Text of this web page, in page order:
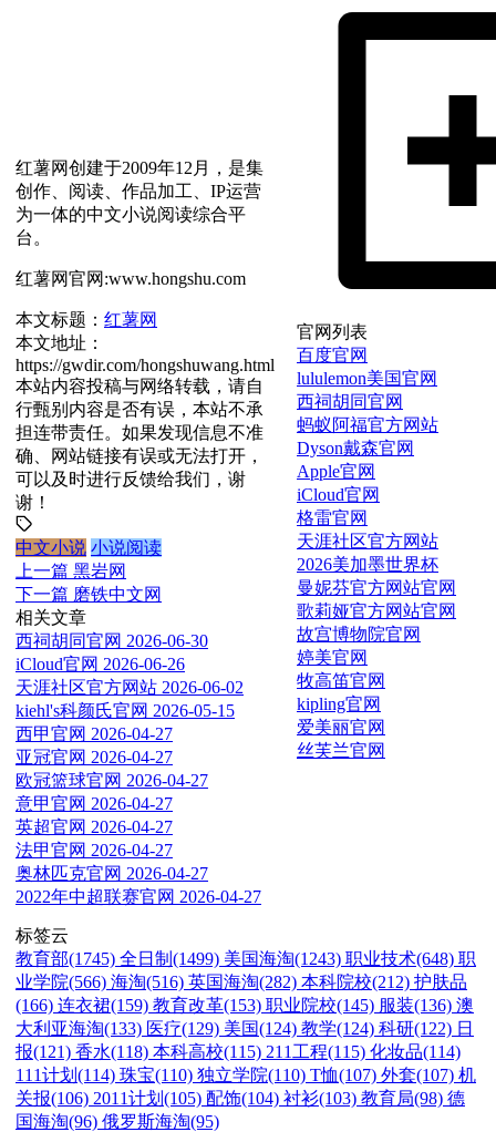
红薯网创建于2009年12月，是集
创作、阅读、作品加工、IP运营
为一体的中文小说阅读综合平
台。
红薯网官网:www.hongshu.com
本文标题： 红薯网
本文地址：
https://gwdir.com/hongshuwang.html
本站内容投稿与网络转载，请自
行甄别内容是否有误，本站不承
担连带责任。如果发现信息不准
确、网站链接有误或无法打开，
可以及时进行反馈给我们，谢
谢！
中文小说 小说阅读
上一篇 黑岩网
下一篇 磨铁中文网
相关文章
西祠胡同官网 2026-06-30
iCloud官网 2026-06-26
天涯社区官方网站 2026-06-02
kiehl's科颜氏官网 2026-05-15
西甲官网 2026-04-27
亚冠官网 2026-04-27
欧冠篮球官网 2026-04-27
意甲官网 2026-04-27
英超官网 2026-04-27
法甲官网 2026-04-27
奥林匹克官网 2026-04-27
2022年中超联赛官网 2026-04-27
官网列表
百度官网
lululemon美国官网
西祠胡同官网
蚂蚁阿福官方网站
Dyson戴森官网
Apple官网
iCloud官网
格雷官网
天涯社区官方网站
2026美加墨世界杯
曼妮芬官方网站官网
歌莉娅官方网站官网
故宫博物院官网
婷美官网
牧高笛官网
kipling官网
爱美丽官网
丝芙兰官网
标签云
教育部(1745) 全日制(1499) 美国海淘(1243) 职业技术(648) 职
业学院(566) 海淘(516) 英国海淘(282) 本科院校(212) 护肤品
(166) 连衣裙(159) 教育改革(153) 职业院校(145) 服装(136) 澳
大利亚海淘(133) 医疗(129) 美国(124) 教学(124) 科研(122) 日
报(121) 香水(118) 本科高校(115) 211工程(115) 化妆品(114)
111计划(114) 珠宝(110) 独立学院(110) T恤(107) 外套(107) 机
关报(106) 2011计划(105) 配饰(104) 衬衫(103) 教育局(98) 德
国海淘(96) 俄罗斯海淘(95)